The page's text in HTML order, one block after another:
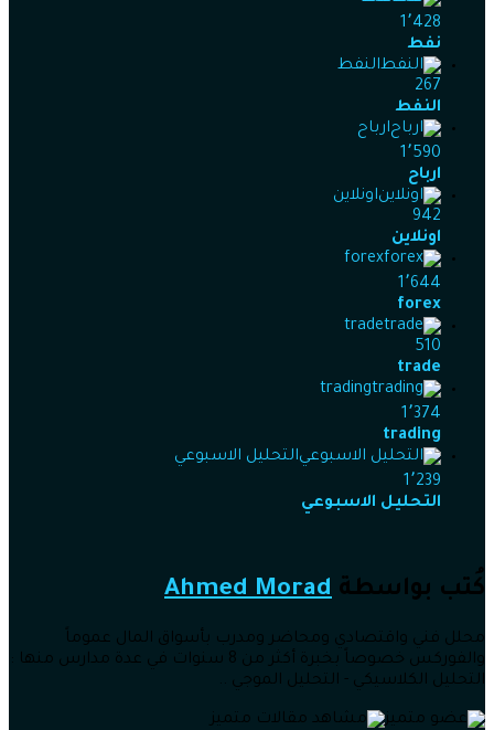
1٬428
نفط
النفط
267
النفط
ارباح
1٬590
ارباح
اونلاين
942
اونلاين
forex
1٬644
forex
trade
510
trade
trading
1٬374
trading
التحليل الاسبوعي
1٬239
التحليل الاسبوعي
كُتب بواسطة Ahmed Morad
محلل فني واقتصادي ومحاضر ومدرب بأسواق المال عموماً
والفوركس خصوصاً بخبرة أكثر من 8 سنوات في عدة مدارس منها :
التحليل الكلاسيكي - التحليل الموجي ..